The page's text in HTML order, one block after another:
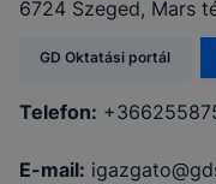
6724 Szeged, Mars
GD Oktatási portál
Telefon:
E-mail: